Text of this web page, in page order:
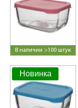
В наличии >100 штук
Новинка